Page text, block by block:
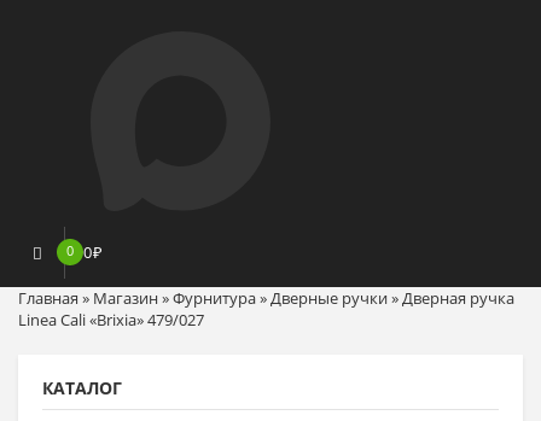
0 0₽
Главная » Магазин»Фурнитура»Дверные ручки»Дверная ручка
Linea Cali «Brixia» 479/027
КАТАЛОГ